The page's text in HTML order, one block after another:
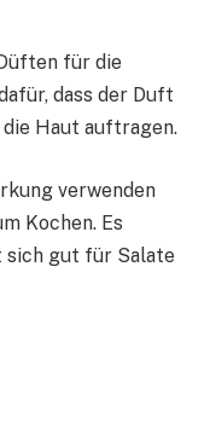
für die
dass der Duft
Haut auftragen.
verwenden
Kochen. Es
sich gut für Salate